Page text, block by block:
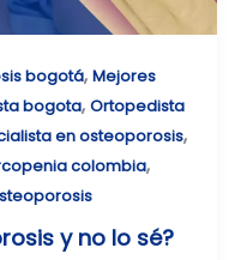
bogotá, Mejores
bogota, Ortopedista
en osteoporosis,
colombia,
y no lo sé?